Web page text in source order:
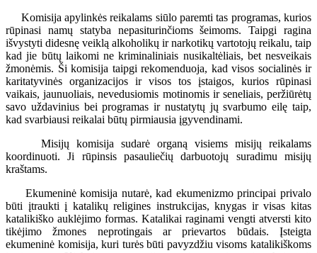
Komisija apylinkės reikalams siūlo paremti tas programas, kurios
rūpinasi namų statyba nepasiturinčioms šeimoms. Taipgi ragina
išvystyti didesnę veiklą alkoholikų ir narkotikų vartotojų reikalu, taip
kad jie būtų laikomi ne kriminaliniais nusikaltėliais, bet nesveikais
žmonėmis. Ši komisija taipgi rekomenduoja, kad visos socialinės ir
karitatyvinės organizacijos ir visos tos įstaigos, kurios rūpinasi
vaikais, jaunuoliais, nevedusiomis motinomis ir seneliais, peržiūrėtų
savo uždavinius bei programas ir nustatytų jų svarbumo eilę taip,
kad svarbiausi reikalai būtų pirmiausia įgyvendinami.
Misijų komisija sudarė organą visiems misijų reikalams
koordinuoti. Ji rūpinsis pasauliečių darbuotojų suradimu misijų
kraštams.
Ekumeninė komisija nutarė, kad ekumenizmo principai privalo
būti įtraukti į katalikų religines instrukcijas, knygas ir visas kitas
katalikiško auklėjimo formas. Katalikai raginami vengti atversti kito
tikėjimo žmones neprotingais ar prievartos būdais. Įsteigta
ekumeninė komisija, kuri turės būti pavyzdžiu visoms katalikiškoms